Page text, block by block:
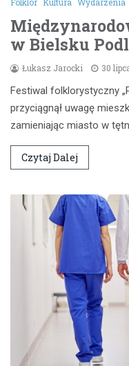
w Bielsku
Łukasz Jarocki 30
Festiwal folklorystyczny
przyciągnął uwagę
zamieniając miasto w
Czytaj Dalej